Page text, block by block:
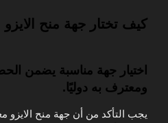
كيف تختار جهة منح الايزو
اختيار جهة مناسبة يضمن
ومعترف به دوليًا.
يجب التأكد من أن جهة منح الايزو